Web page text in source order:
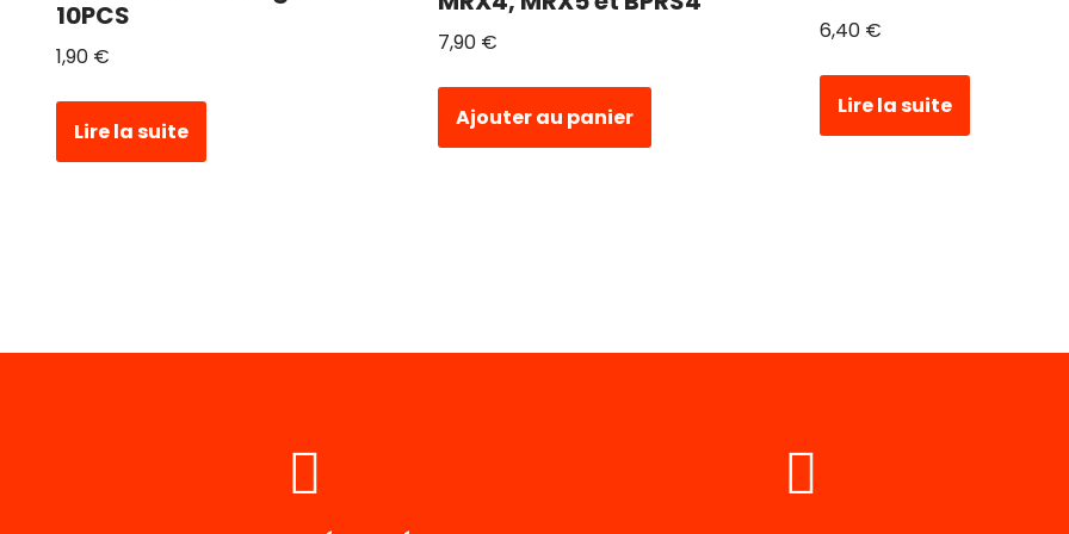
10PCS
1,90 €
Lire la suite
7,90 €
Ajouter au panier
6,40 €
Lire la suite